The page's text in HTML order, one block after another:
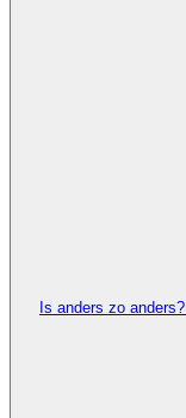
Is anders zo anders? Is raar zo raar? Is gewoon zo gewoon? Of is